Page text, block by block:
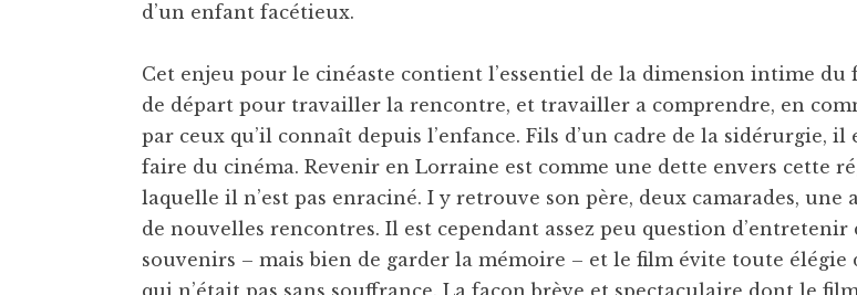
d’un enfant facétieux.
Cet enjeu pour le cinéaste contient l’essentiel de la dimension intime du
de départ pour travailler la rencontre, et travailler a comprendre, en
par ceux qu’il connaît depuis l’enfance. Fils d’un cadre de la sidérurgie, il
faire du cinéma. Revenir en Lorraine est comme une dette envers cette
laquelle il n’est pas enraciné. I y retrouve son père, deux camarades, une
de nouvelles rencontres. Il est cependant assez peu question d’entretenir
souvenirs – mais bien de garder la mémoire – et le film évite toute élégie